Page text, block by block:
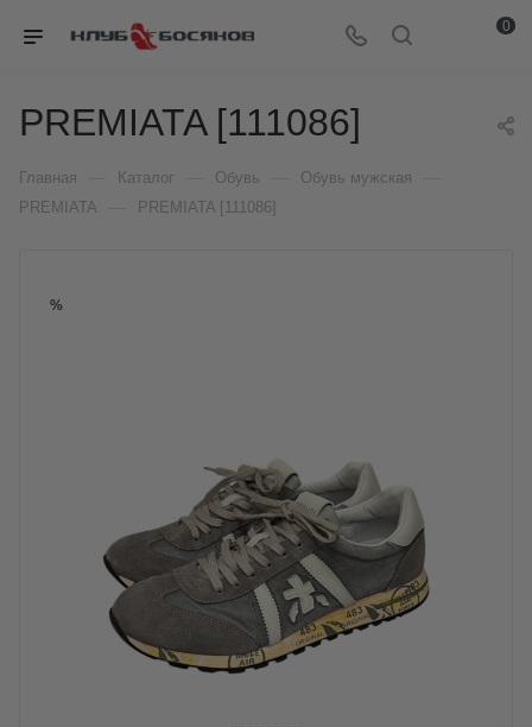
0
PREMIATA [111086]
Главная Каталог Обувь Обувь мужская
PREMIATA PREMIATA [111086]
%